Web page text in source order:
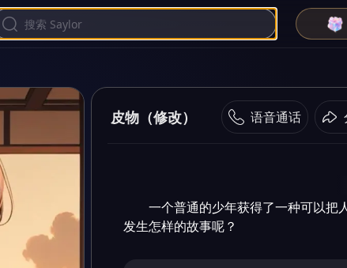
皮物（修改） 语音通话
一个普通的少年获得了一种可以把
发生怎样的故事呢？